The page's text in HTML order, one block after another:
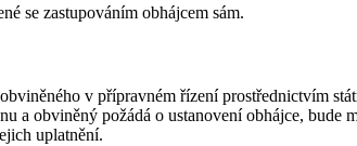
se zastupováním obhájcem sám.
v přípravném řízení prostřednictvím
a obviněný požádá o ustanovení obhájce,
uplatnění.